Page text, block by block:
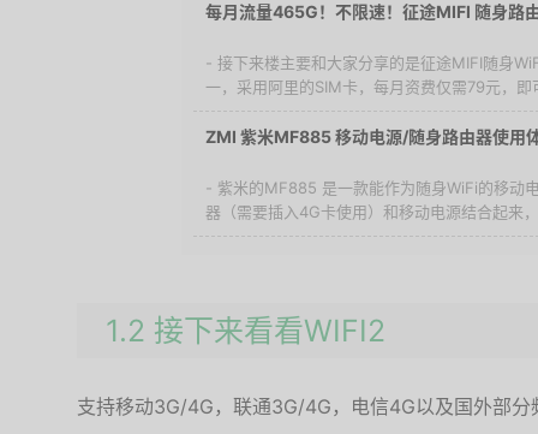
每月流量465G！不限速！征途MIFI 随身路
- 接下来楼主要和大家分享的是征途MIFI随身
一，采用阿里的SIM卡，每月资费仅需79元，即
ZMI 紫米MF885 移动电源/随身路由器使用
- 紫米的MF885 是一款能作为随身WiFi的移动
器（需要插入4G卡使用）和移动电源结合起来
1.2 接下来看看WIFI2
支持移动3G/4G，联通3G/4G，电信4G以及国外部分